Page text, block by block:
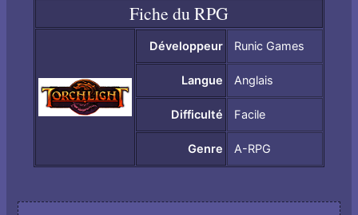
Fiche du RPG
Développeur Runic Games
Langue Anglais
Difficulté Facile
Genre A-RPG